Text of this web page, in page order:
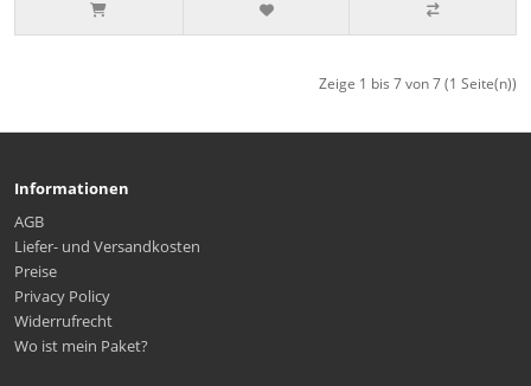
Zeige 1 bis 7 von 7 (1 Seite(n))
Informationen
AGB
Liefer- und Versandkosten
Preise
Privacy Policy
Widerrufrecht
Wo ist mein Paket?